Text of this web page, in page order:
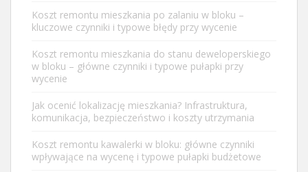
Koszt remontu mieszkania po zalaniu w bloku –
kluczowe czynniki i typowe błędy przy wycenie
Koszt remontu mieszkania do stanu deweloperskiego
w bloku – główne czynniki i typowe pułapki przy
wycenie
Jak ocenić lokalizację mieszkania? Infrastruktura,
komunikacja, bezpieczeństwo i koszty utrzymania
Koszt remontu kawalerki w bloku: główne czynniki
wpływające na wycenę i typowe pułapki budżetowe